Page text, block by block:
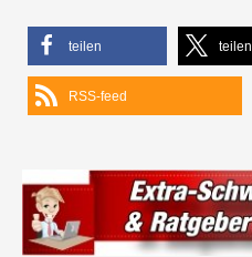
teilen teilen
RSS-feed